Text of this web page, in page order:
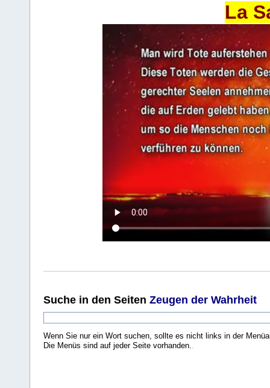
La
Suche in den Seiten Zeugen der Wahrheit
Wenn Sie nur ein Wort suchen, sollte es nicht links in der
Die Menüs sind auf jeder Seite vorhanden..